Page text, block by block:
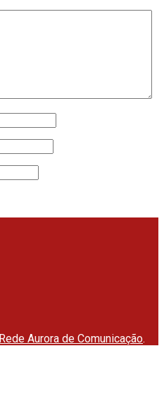
Rede Aurora de Comunicação.